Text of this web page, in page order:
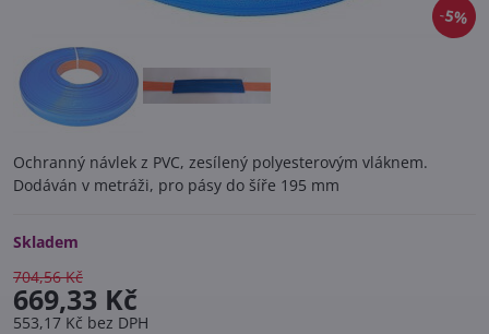
5%
Ochranný návlek z PVC, zesílený polyesterovým vláknem.
Dodáván v metráži, pro pásy do šíře 195 mm
Skladem
704,56 Kč
669,33 Kč
553,17 Kč bez DPH